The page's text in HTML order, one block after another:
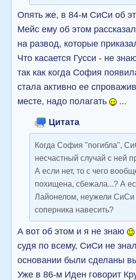
Опять же, в 84-м СиСи об
Мейс ему об этом
на развод, которые
Что касается Гусси - не
так как когда София
стала активно ее
месте, надо полагать
...
Цитата
Когда София "погибла",
несчастный случай с ней
А если нет, то с чего
похищена, сбежала...? А
Лайонелом, неужели СиСи
соперника навесить?
А вот об этом и я не знаю
судя по всему, СиСи не
основании были сделаны
Уже в 86-м Иден говорит